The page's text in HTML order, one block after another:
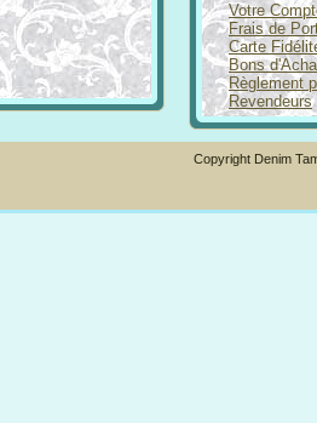
Votre
Frais de
Carte
Bons
Règlement
Revendeurs
Copyright Denim